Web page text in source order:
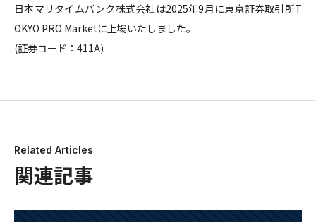
日本マリタイムバンク株式会社は2025年9月に東京証券取引所T
OKYO PRO Marketに上場いたしました。
(証券コード：411A)
Related Articles
関連記事